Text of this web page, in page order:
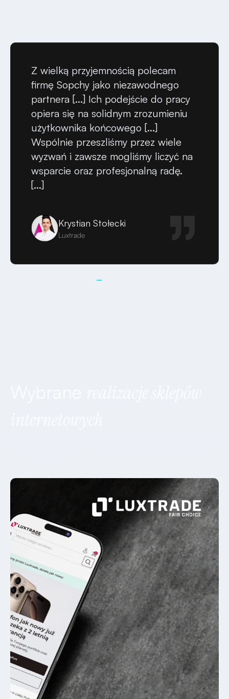
Z wielką przyjemnością polecam
firmę Sopchy jako niezawodnego
partnera [...] Ich podejście do pracy
opiera się na solidnym zrozumieniu
użytkownika końcowego [...]
Wspólnie przeszliśmy przez wiele
wyzwań i zawsze mogliśmy liczyć na
wsparcie oraz profesjonalną radę.
[...]
Krystian Stołecki
Luxtrade